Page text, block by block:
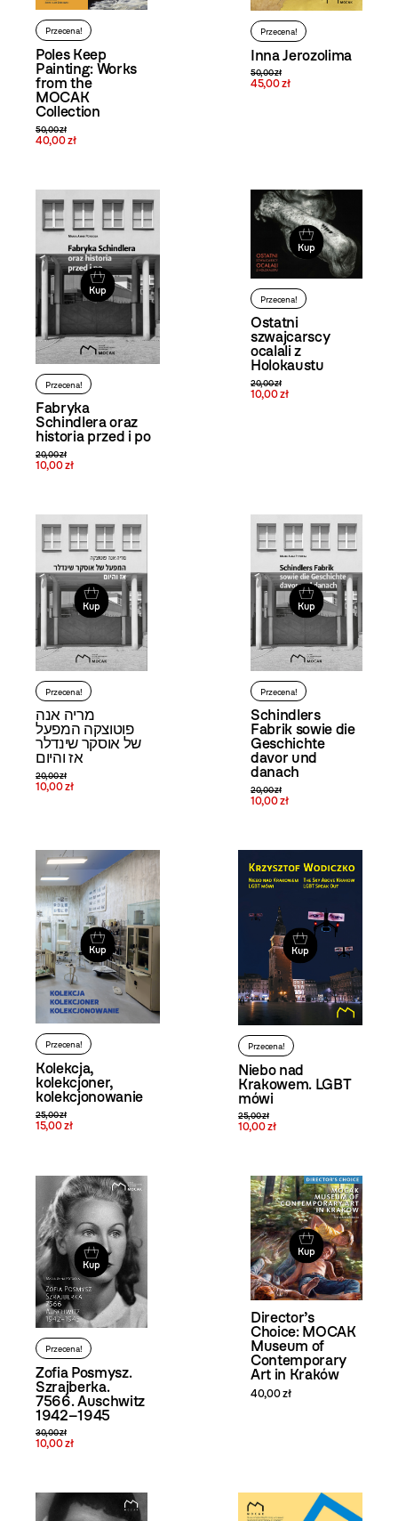
Przecena!
Poles Keep
Painting: Works
from the
MOCAK
Collection
50,00 zł
40,00 zł
Przecena!
Inna Jerozolima
50,00 zł
45,00 zł
Kup
Przecena!
Fabryka
Schindlera oraz
historia przed i po
20,00 zł
10,00 zł
Kup
Przecena!
Ostatni
szwajcarscy
ocalali z
Holokaustu
20,00 zł
10,00 zł
Kup
Przecena!
מריה אנה
פוטוצקה המפעל
של אוסקר שינדלר
אז והיום
20,00 zł
10,00 zł
Kup
Przecena!
Schindlers
Fabrik sowie die
Geschichte
davor und
danach
20,00 zł
10,00 zł
Kup
Przecena!
Kolekcja,
kolekcjoner,
kolekcjonowanie
25,00 zł
15,00 zł
Kup
Przecena!
Niebo nad
Krakowem. LGBT
mówi
25,00 zł
10,00 zł
Kup
Przecena!
Zofia Posmysz.
Szrajberka.
7566. Auschwitz
1942–1945
30,00 zł
10,00 zł
Kup
Director’s
Choice: MOCAK
Museum of
Contemporary
Art in Kraków
40,00 zł